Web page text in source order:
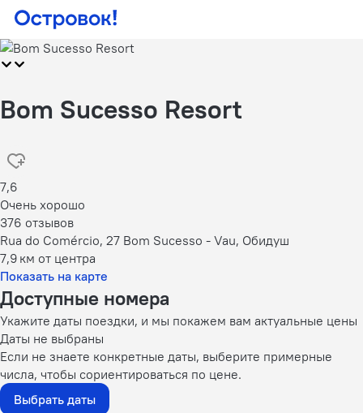
Bom Sucesso Resort
7,6
Очень хорошо
376 отзывов
Rua do Comércio, 27 Bom Sucesso - Vau, Обидуш
7,9 км от центра
Показать на карте
Доступные номера
Укажите даты поездки, и мы покажем вам актуальные цены
Даты не выбраны
Если не знаете конкретные даты, выберите примерные
числа, чтобы сориентироваться по цене.
Выбрать даты